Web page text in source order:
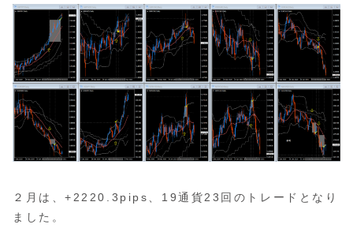
２月は、+2220.3pips、19通貨23回のトレードとなり
ました。